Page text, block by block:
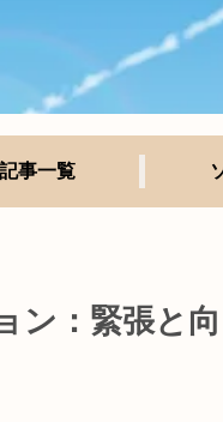
記事一覧
ン：緊張と